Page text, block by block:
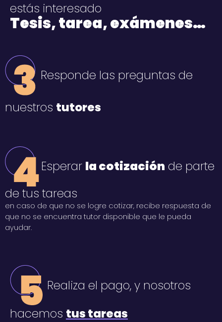
estás interesado
Tesis, tarea, exámenes…
Responde las preguntas de
nuestros tutores
Esperar la cotización de parte
de tus tareas
en caso de que no se logre cotizar, recibe respuesta de
que no se encuentra tutor disponible que le pueda
ayudar.
Realiza el pago, y nosotros
hacemos tus tareas